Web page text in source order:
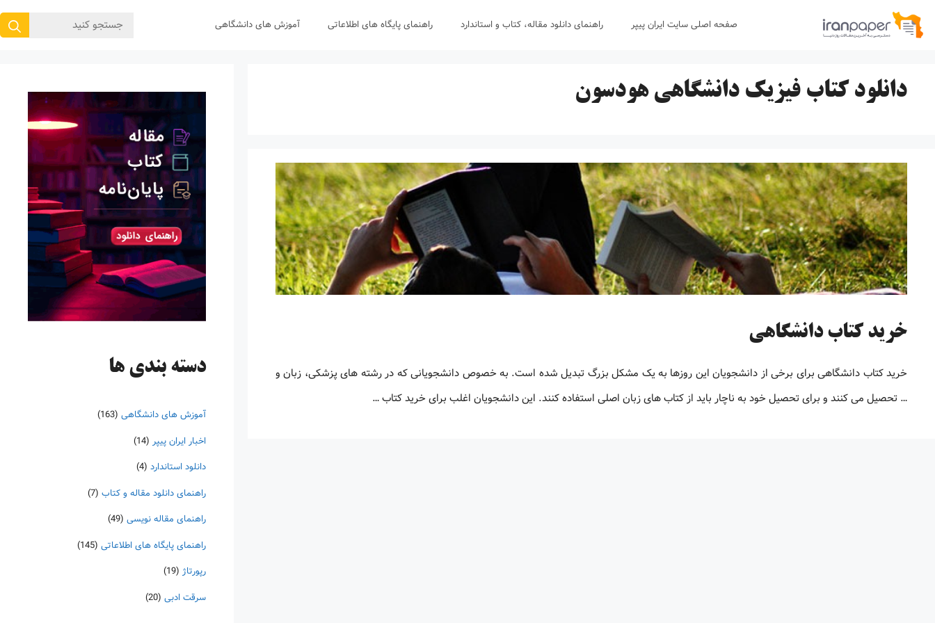
پرش
صفحه اصلی سایت ایران پیپر راهنمای دانلود مقاله، کتاب و استاندارد راهنمای پایگاه های اطلاعاتی آموزش های دانشگاهی
جستجوی
دانلود کتاب فیزیک دانشگاهی هودسون
خرید کتاب دانشگاهی
خرید کتاب دانشگاهی برای برخی از دانشجویان این روزها به یک مشکل بزرگ تبدیل شده است. به خصوص دانشجویانی که در رشته های پزشکی، زبان و
… تحصیل می کنند و برای تحصیل خود به ناچار باید از کتاب های زبان اصلی استفاده کنند. این دانشجویان اغلب برای خرید کتاب …
دسته‌ بندی ها
آموزش های دانشگاهی (163)
اخبار ایران پیپر (14)
دانلود استاندارد (4)
راهنمای دانلود مقاله و کتاب (7)
راهنمای مقاله نویسی (49)
راهنمای پایگاه های اطلاعاتی (145)
رپورتاژ (19)
سرقت ادبی (20)